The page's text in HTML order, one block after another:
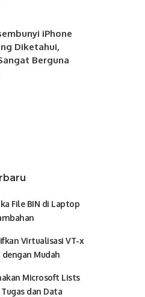
iPhone
Diketahui,
Berguna
File BIN di Laptop
Virtualisasi VT-x
Mudah
Microsoft Lists
dan Data